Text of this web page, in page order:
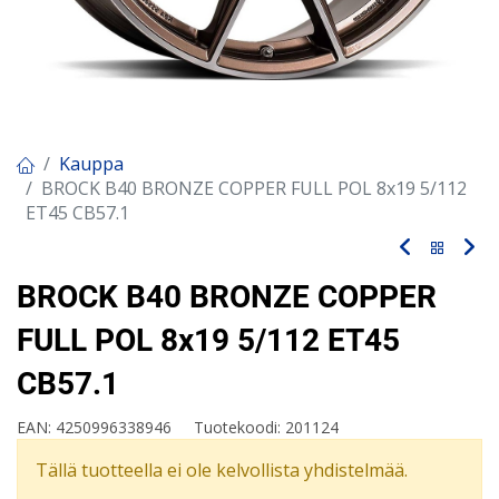
Kauppa
BROCK B40 BRONZE COPPER FULL POL 8x19 5/112
ET45 CB57.1
BROCK B40 BRONZE COPPER
FULL POL 8x19 5/112 ET45
CB57.1
EAN: 4250996338946 Tuotekoodi: 201124
Tällä tuotteella ei ole kelvollista yhdistelmää.